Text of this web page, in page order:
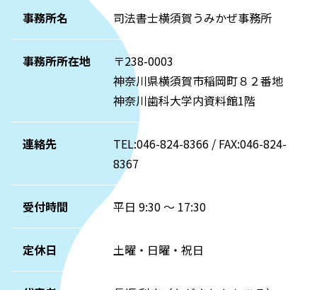
事務所名 司法書士横須賀うみかぜ事務所
事務所所在地
〒238-0003
神奈川県横須賀市稲岡町８２番地
神奈川歯科大学内資料館1階
連絡先
TEL:046-824-8366 / FAX:046-824-
8367
受付時間 平日 9:30 ～ 17:30
定休日 土曜・日曜・祝日